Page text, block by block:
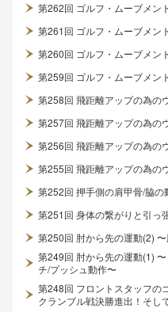
第262回 ゴルフ・ムーブメン
第261回 ゴルフ・ムーブメン
第260回 ゴルフ・ムーブメン
第259回 ゴルフ・ムーブメン
第258回 飛距離アップの為の
第257回 飛距離アップの為の
第256回 飛距離アップの為の
第255回 飛距離アップの為の
第252回 押手側の肩甲骨/脇の
第251回 身体の繋がりと引っ
第250回 肘から先の運動(2)
第249回 肘から先の運動(1)
チ/プッシュ動作〜
第248回 フロントスタッフの
クランブル戦決勝進出！そし